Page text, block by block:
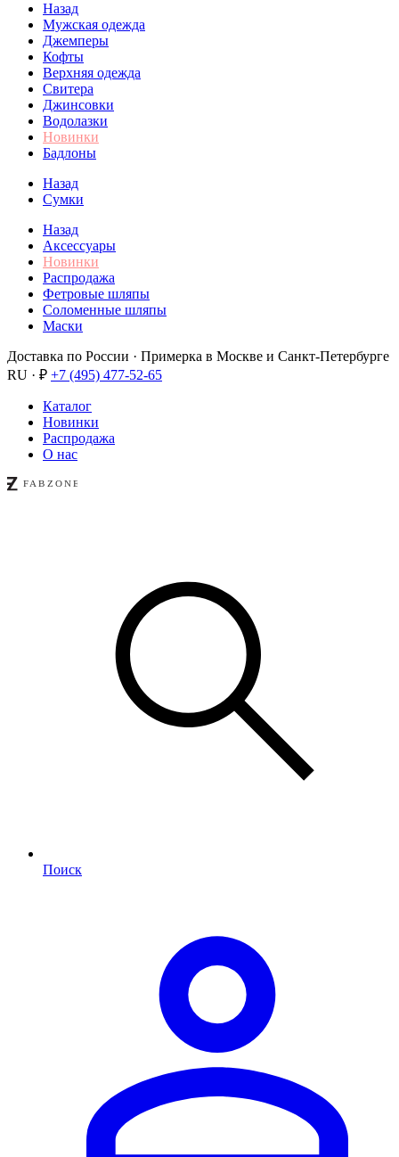
Назад
Мужская одежда
Джемперы
Кофты
Верхняя одежда
Свитера
Джинсовки
Водолазки
Новинки
Бадлоны
Назад
Сумки
Назад
Аксессуары
Новинки
Распродажа
Фетровые шляпы
Соломенные шляпы
Маски
Доставка по России · Примерка в Москве и Санкт-Петербурге
RU · ₽ +7 (495) 477-52-65
Каталог
Новинки
Распродажа
О нас
Поиск